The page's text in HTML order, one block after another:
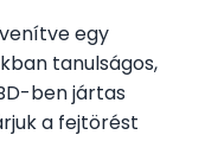
egy
tanulságos,
ben jártas
a fejtörést